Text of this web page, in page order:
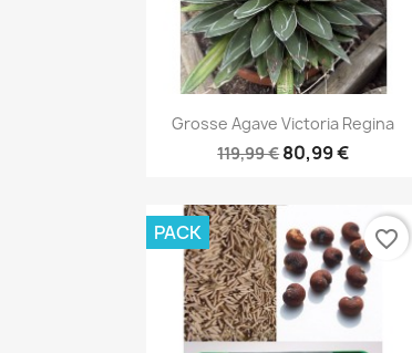
Aperçu rapide
Grosse Agave Victoria Regina
119,99 €80,99 €
PACK favorite_border